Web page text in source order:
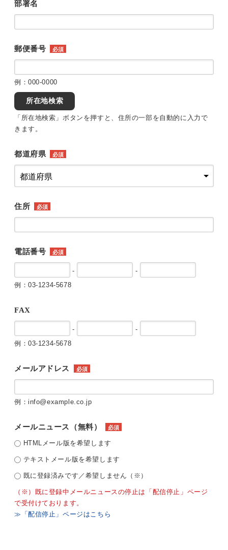
部署名
郵便番号 必須
例：000-0000
所在地検索
「所在地検索」ボタンを押すと、住所の一部を自動的に入力で
きます。
都道府県 必須
住所 必須
電話番号 必須
-
-
例：03-1234-5678
FAX
-
-
例：03-1234-5678
メールアドレス 必須
例：info@example.co.jp
メールニュース（無料） 必須
HTMLメール版を希望します
テキストメール版を希望します
既に登録済みです／希望しません（※）
（※）既に登録中メールニュースの停止は「配信停止」ページ
で受付けております。
≫「配信停止」ページはこちら